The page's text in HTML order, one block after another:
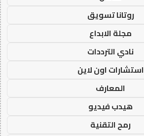
روتانا تسويق
مجلة الابداع
نادي الترددات
استشارات اون لاين
المعارف
هيدب فيديو
رمح التقنية